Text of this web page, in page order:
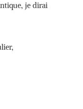
je dirai